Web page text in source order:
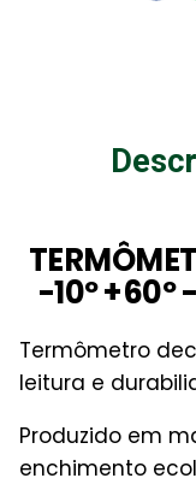
-10º +60º
Termômetro
leitura e
Produzido em
enchimento